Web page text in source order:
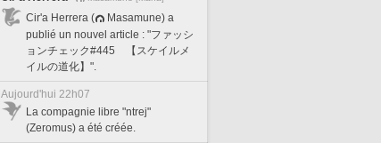
Cir'a Herrera (
Masamune) a
publié un nouvel article : "ファッシ
ョンチェック#445 【スケイルメ
イルの道化】".
Aujourd'hui 22h07
La compagnie libre "ntrej"
(Zeromus) a été créée.